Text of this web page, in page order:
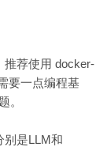
推荐使用 docker-
要一点编程基
。
别是LLM和